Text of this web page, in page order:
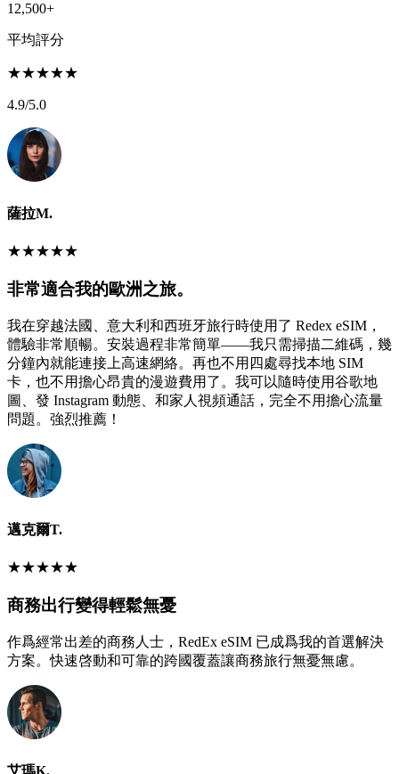
12,500+
平均評分
★★★★★
4.9/5.0
薩拉M.
★★★★★
非常適合我的歐洲之旅。
我在穿越法國、意大利和西班牙旅行時使用了 Redex eSIM，
體驗非常順暢。安裝過程非常簡單——我只需掃描二維碼，幾
分鐘內就能連接上高速網絡。再也不用四處尋找本地 SIM
卡，也不用擔心昂貴的漫遊費用了。我可以隨時使用谷歌地
圖、發 Instagram 動態、和家人視頻通話，完全不用擔心流量
問題。強烈推薦！
邁克爾T.
★★★★★
商務出行變得輕鬆無憂
作爲經常出差的商務人士，RedEx eSIM 已成爲我的首選解決
方案。快速啓動和可靠的跨國覆蓋讓商務旅行無憂無慮。
艾瑪K.